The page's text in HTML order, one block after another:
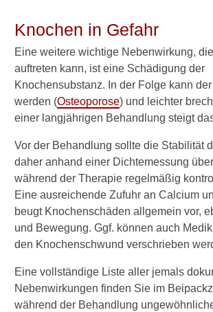
Knochen in Gefahr
Eine weitere wichtige Nebenwirkung,
auftreten kann, ist eine Schädigung der
Knochensubstanz. In der Folge kann
werden (Osteoporose) und leichter
einer langjährigen Behandlung steigt
Vor der Behandlung sollte die Stabilität
daher anhand einer Dichtemessung
während der Therapie regelmäßig
Eine ausreichende Zufuhr an Calcium
beugt Knochenschäden allgemein vor,
und Bewegung. Ggf. können auch
den Knochenschwund verschrieben
Eine vollständige Liste aller jemals
Nebenwirkungen finden Sie im
während der Behandlung
?
W
a
s
a
s
i
e
r
t
w
e
n
i
c
h